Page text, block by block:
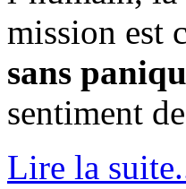
mission est
sans
sentiment
Lire la